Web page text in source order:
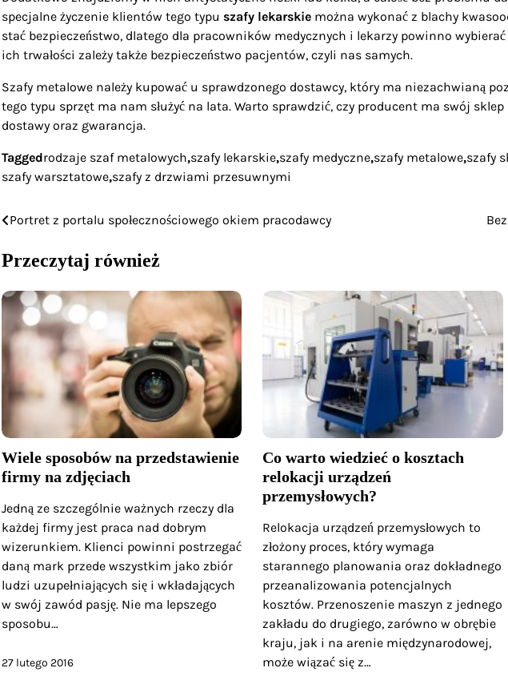
specjalne życzenie klientów tego typu szafy lekarskie można wykonać z blachy
stać bezpieczeństwo, dlatego dla pracowników medycznych i lekarzy powinno
ich trwałości zależy także bezpieczeństwo pacjentów, czyli nas samych.
Szafy metalowe należy kupować u sprawdzonego dostawcy, który ma niezachwianą
tego typu sprzęt ma nam służyć na lata. Warto sprawdzić, czy producent ma swój
dostawy oraz gwarancja.
Taggedrodzaje szaf metalowych,szafy lekarskie,szafy medyczne,szafy metalowe,szafy
szafy warsztatowe,szafy z drzwiami przesuwnymi
Nawigacja
wpisu
Portret z portalu społecznościowego okiem pracodawcy
Przeczytaj również
Wiele sposobów na przedstawienie
firmy na zdjęciach
Jedną ze szczególnie ważnych rzeczy dla
każdej firmy jest praca nad dobrym
wizerunkiem. Klienci powinni postrzegać
daną mark przede wszystkim jako zbiór
ludzi uzupełniających się i wkładających
w swój zawód pasję. Nie ma lepszego
sposobu…
27 lutego 2016
Co warto wiedzieć o kosztach
relokacji urządzeń
przemysłowych?
Relokacja urządzeń przemysłowych to
złożony proces, który wymaga
starannego planowania oraz dokładnego
przeanalizowania potencjalnych
kosztów. Przenoszenie maszyn z jednego
zakładu do drugiego, zarówno w obrębie
kraju, jak i na arenie międzynarodowej,
może wiązać się z…